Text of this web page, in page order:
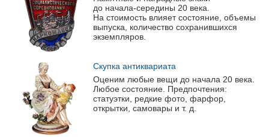
до начала-середины 20 века.
На стоимость влияет состояние, объемы
выпуска, количество сохранившихся
экземпляров.
Скупка антиквариата
Оценим любые вещи до начала 20 века.
Любое состояние. Предпочтения:
статуэтки, редкие фото, фарфор,
открытки, самовары и т. д.